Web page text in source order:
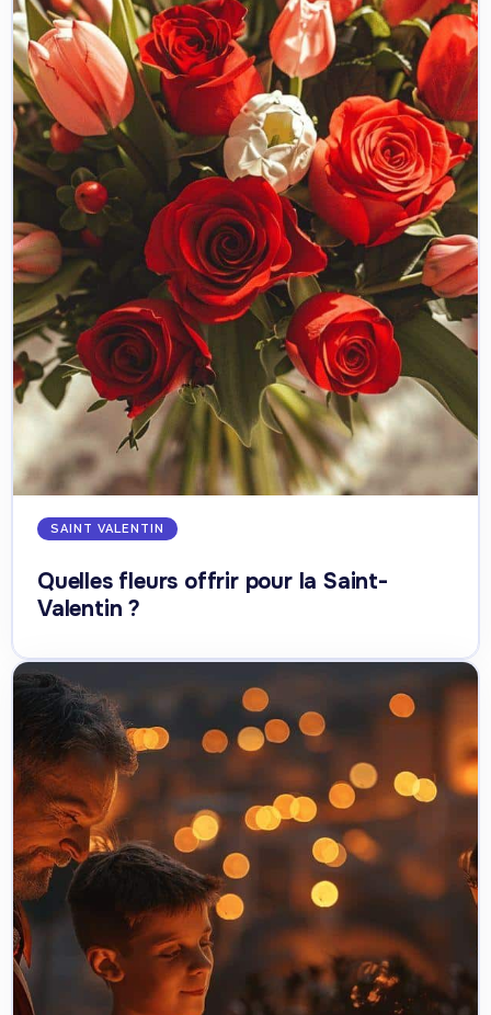
SAINT VALENTIN
Quelles fleurs offrir pour la Saint-
Valentin ?